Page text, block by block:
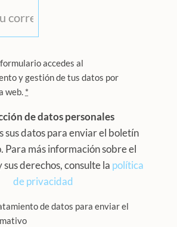
Privacidad
*
accedes al
y gestión de tus datos por
web. *
de datos personales
sus datos para enviar el boletín
Para más información sobre el
derechos, consulte la política
de privacidad
Privacidad
de datos para enviar el